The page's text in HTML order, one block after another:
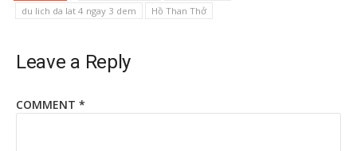
du lich da lat 4 ngay 3 dem
Hồ Than Thở
Leave a Reply
COMMENT *